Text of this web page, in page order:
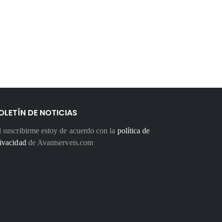
DE NOTICIAS
suscribirme estoy de acuerdo con la política de
de Avantserveis.com